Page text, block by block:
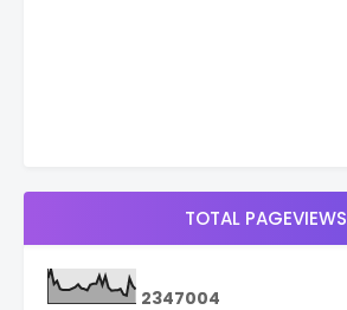
TOTAL PAGEVIEWS
2347004